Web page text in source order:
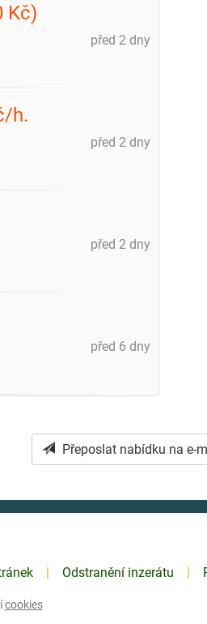
Kč)
před 2 dny
h.
před 2 dny
před 2 dny
před 6 dny
Přeposlat nabídku na e-
Odstranění inzerátu
cookies